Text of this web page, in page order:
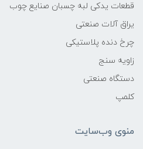
قطعات یدکی لبه چسبان صنایع چوب
یراق آلات صنعتی
چرخ دنده پلاستیکی
زاویه سنج
دستگاه صنعتی
کلمپ
منوی وب‌سایت